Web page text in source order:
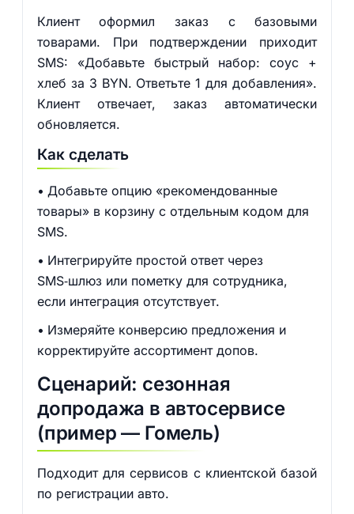
Клиент оформил заказ с базовыми
товарами. При подтверждении приходит
SMS: «Добавьте быстрый набор: соус +
хлеб за 3 BYN. Ответьте 1 для добавления».
Клиент отвечает, заказ автоматически
обновляется.
Как сделать
Добавьте опцию «рекомендованные
товары» в корзину с отдельным кодом для
SMS.
Интегрируйте простой ответ через
SMS‑шлюз или пометку для сотрудника,
если интеграция отсутствует.
Измеряйте конверсию предложения и
корректируйте ассортимент допов.
Сценарий: сезонная
допродажа в автосервисе
(пример — Гомель)
Подходит для сервисов с клиентской базой
по регистрации авто.